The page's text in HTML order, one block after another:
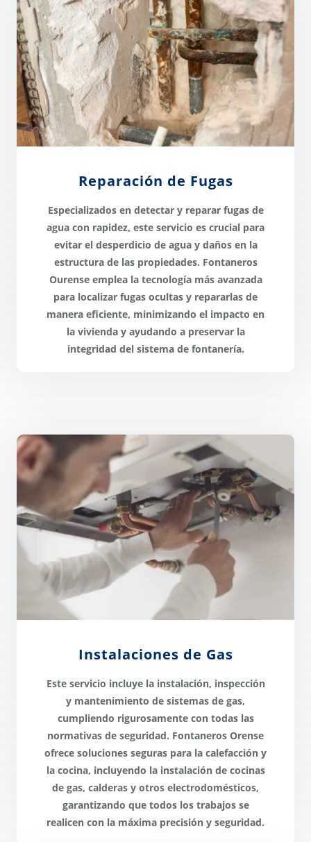
Reparación de Fugas
Especializados en detectar y reparar fugasde
agua con rapidez, este servicio es crucial para
evitar el desperdicio de agua y daños en la
estructura de las propiedades. Fontaneros
Ourense emplea la tecnología más avanzada
para localizar fugas ocultas y repararlas de
manera eficiente, minimizando el impacto en
la vivienda y ayudando a preservar la
integridad del sistema de fontanería.
Instalaciones de Gas
Este servicio incluye la instalación, inspección
y mantenimiento de sistemas de gas,
cumpliendo rigurosamente con todas las
normativas de seguridad. Fontaneros Orense
ofrece soluciones seguras para la calefacción y
la cocina, incluyendo la instalación de cocinas
de gas, calderas y otros electrodomésticos,
garantizando que todos los trabajos se
realicen con la máxima precisión y seguridad.